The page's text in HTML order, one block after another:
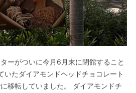
ーがついに今月6月末に閉館すること
たダイアモンドヘッドチョコレート
移転していました。 ダイアモンドチ